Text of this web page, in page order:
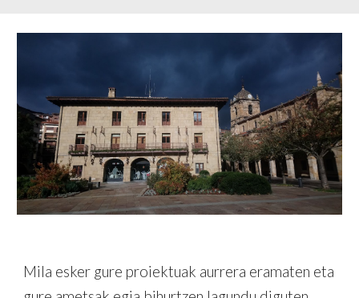
Mila esker gure proiektuak aurrera eramaten eta